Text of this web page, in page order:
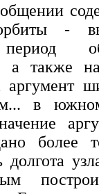
-
период
а также
аргумент
в
более
долгота